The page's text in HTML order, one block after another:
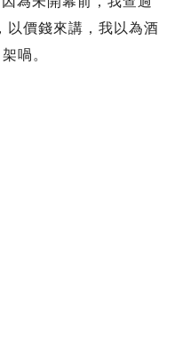
以價錢來講，我以為酒
喎。